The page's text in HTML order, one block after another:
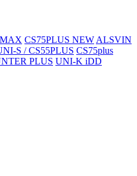
CS75PLUS NEW ALSVIN
S / CS55PLUS CS75plus
PLUS UNI-K iDD